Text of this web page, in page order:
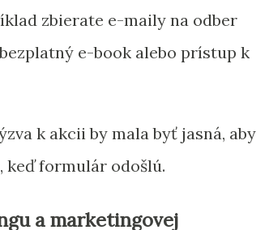
zbierate e-maily na odber
e-book alebo prístup k
k akcii by mala byť jasná, aby
keď formulár odošlú.
a marketingovej